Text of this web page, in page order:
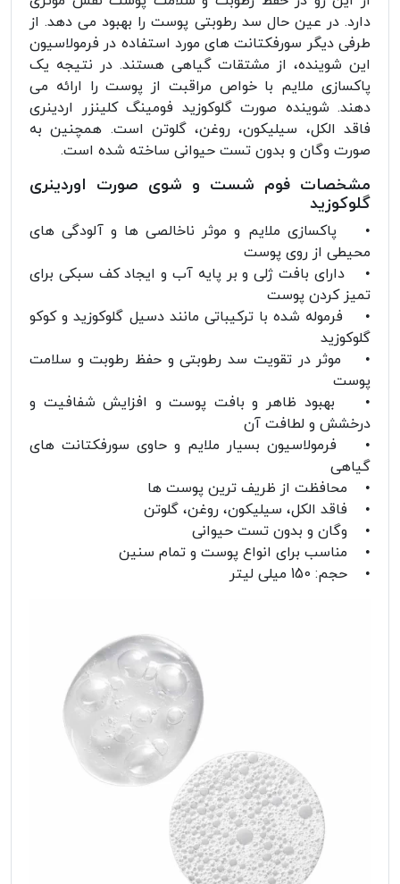
دارد. در عین حال سد رطوبتی پوست را بهبود می دهد. از
طرفی دیگر سورفکتانت های مورد استفاده در فرمولاسیون
این شوینده، از مشتقات گیاهی هستند. در نتیجه یک
پاکسازی ملایم با خواص مراقبت از پوست را ارائه می
دهند. شوینده صورت گلوکوزید فومینگ کلینزر اردینری
فاقد الکل، سیلیکون، روغن، گلوتن است. همچنین به
صورت وگان و بدون تست حیوانی ساخته شده است.
مشخصات فوم شست و شوی صورت اوردینری
گلوکوزید
• پاکسازی ملایم و موثر ناخالصی ها و آلودگی های
محیطی از روی پوست
• دارای بافت ژلی و بر پایه آب و ایجاد کف سبکی برای
تمیز کردن پوست
• فرموله شده با ترکیباتی مانند دسیل گلوکوزید و کوکو
گلوکوزید
• موثر در تقویت سد رطوبتی و حفظ رطوبت و سلامت
پوست
• بهبود ظاهر و بافت پوست و افزایش شفافیت و
درخشش و لطافت آن
• فرمولاسیون بسیار ملایم و حاوی سورفکتانت های
گیاهی
• محافظت از ظریف ترین پوست ها
• فاقد الکل، سیلیکون، روغن، گلوتن
• وگان و بدون تست حیوانی
• مناسب برای انواع پوست و تمام سنین
• حجم: 150 میلی لیتر